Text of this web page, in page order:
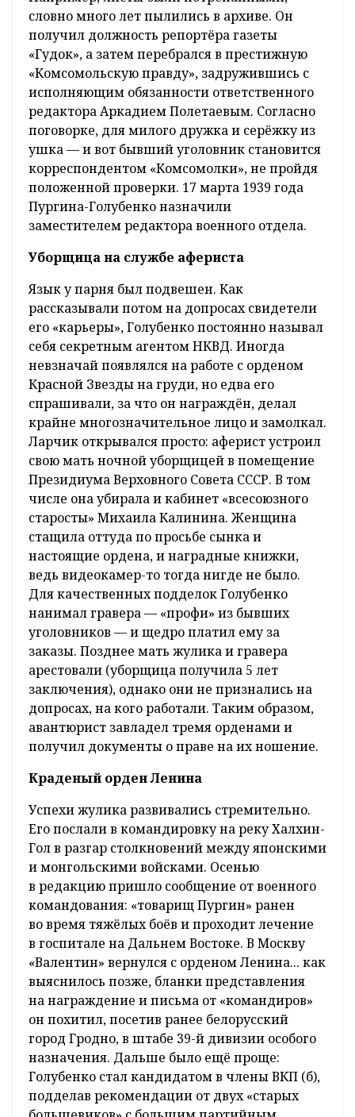
словно много лет пылились в архиве. Он
получил должность репортёра газеты
«Гудок», а затем перебрался в престижную
«Комсомольскую правду», задружившись с
исполняющим обязанности ответственного
редактора Аркадием Полетаевым. Согласно
поговорке, для милого дружка и серёжку из
ушка — и вот бывший уголовник становится
корреспондентом «Комсомолки», не пройдя
положенной проверки. 17 марта 1939 года
Пургина-Голубенко назначили
заместителем редактора военного отдела.
Уборщица на службе афериста
Язык у парня был подвешен. Как
рассказывали потом на допросах свидетели
его «карьеры», Голубенко постоянно называл
себя секретным агентом НКВД. Иногда
невзначай появлялся на работе с орденом
Красной Звезды на груди, но едва его
спрашивали, за что он награждён, делал
крайне многозначительное лицо и замолкал.
Ларчик открывался просто: аферист устроил
свою мать ночной уборщицей в помещение
Президиума Верховного Совета СССР. В том
числе она убирала и кабинет «всесоюзного
старосты» Михаила Калинина. Женщина
стащила оттуда по просьбе сынка и
настоящие ордена, и наградные книжки,
ведь видеокамер-то тогда нигде не было.
Для качественных подделок Голубенко
нанимал гравера — «профи» из бывших
уголовников — и щедро платил ему за
заказы. Позднее мать жулика и гравера
арестовали (уборщица получила 5 лет
заключения), однако они не признались на
допросах, на кого работали. Таким образом,
авантюрист завладел тремя орденами и
получил документы о праве на их ношение.
Краденый орден Ленина
Успехи жулика развивались стремительно.
Его послали в командировку на реку Халхин-
Гол в разгар столкновений между японскими
и монгольскими войсками. Осенью
в редакцию пришло сообщение от военного
командования: «товарищ Пургин» ранен
во время тяжёлых боёв и проходит лечение
в госпитале на Дальнем Востоке. В Москву
«Валентин» вернулся с орденом Ленина... как
выяснилось позже, бланки представления
на награждение и письма от «командиров»
он похитил, посетив ранее белорусский
город Гродно, в штабе 39-й дивизии особого
назначения. Дальше было ещё проще:
Голубенко стал кандидатом в члены ВКП (б),
подделав рекомендации от двух «старых